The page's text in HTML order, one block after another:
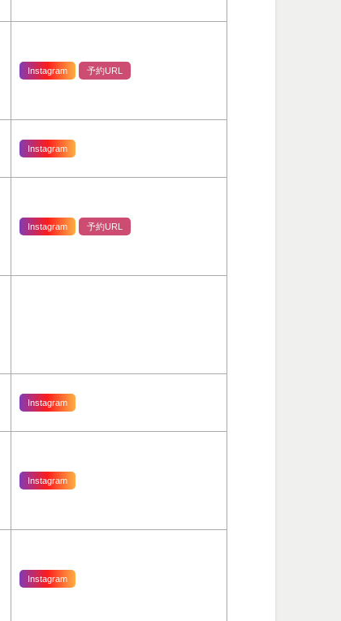
Instagram 予約URL
Instagram
Instagram 予約URL
Instagram
Instagram
Instagram